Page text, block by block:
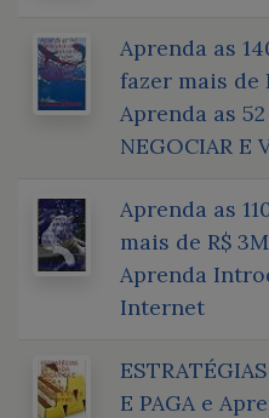
Aprenda as
fazer mais de
Aprenda as 52
NEGOCIAR E
Aprenda as
mais de R$
Aprenda
Internet
E PAGA e